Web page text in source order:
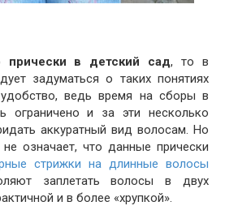
прически в детский сад, то в
задуматься о таких понятиях
ведь время на сборы в
ограничено и за эти несколько
аккуратный вид волосам. Но
означает, что данные прически
стрижки на длинные волосы
заплетать волосы в двух
и в более «хрупкой».